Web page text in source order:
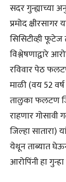
सदर गुन्ह्याच्या
प्रमोद
सिसिटीव्ही फूटेज
विश्लेषणाद्वारे
रविवार पेठ
माळी (वय 52
तालुका फलटण
राहणार
जिल्हा सातारा)
येथून ताब्यात
आरोपिंनी हा